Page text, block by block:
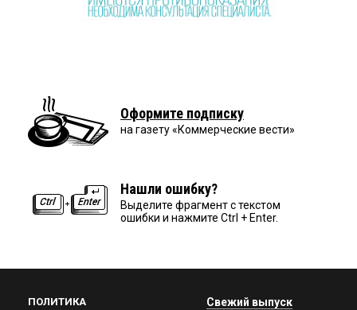
Оформите подписку
на газету «Коммерческие вести»
Нашли ошибку?
Выделите фрагмент с текстом
ошибки и нажмите Ctrl + Enter.
ПОЛИТИКА Свежий выпуск